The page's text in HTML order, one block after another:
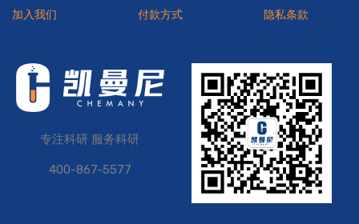
加入我们
付款方式
隐私条款
专注科研 服务科研
400-867-5577